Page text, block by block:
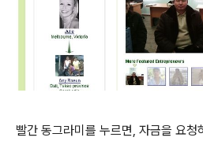
빨간 동그라미를 누르면, 자금을 요청